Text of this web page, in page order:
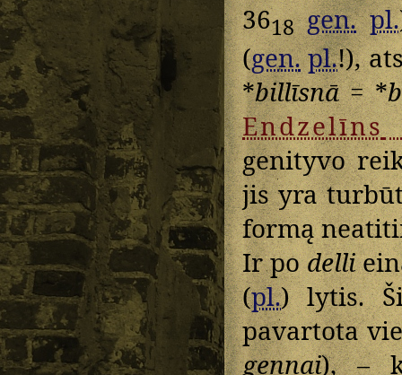
3618 gen. pl.
(gen. pl.!),
*billīsnā= *
Endzelīns
genityvo
jis yra
formą
Ir podelli
(pl.) lytis.
pavartota
gennai), –